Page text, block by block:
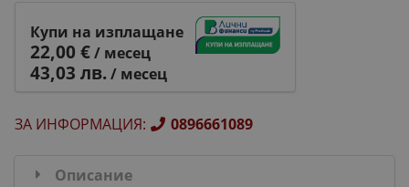
Купи на изплащане
22,00 €/ месец
43,03 лв./ месец
ЗА ИНФОРМАЦИЯ: 0896661089
Описание